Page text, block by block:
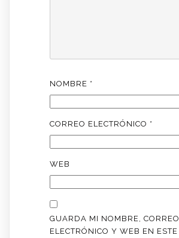
NOMBRE *
CORREO ELECTRÓNICO *
WEB
GUARDA MI NOMBRE, CORREO
ELECTRÓNICO Y WEB EN ESTE